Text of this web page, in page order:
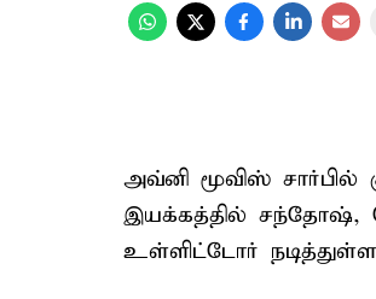
அவ்னி மூவிஸ் சார்பில்
இயக்கத்தில் சந்தோஷ்,
உள்ளிட்டோர் நடித்துள்ள